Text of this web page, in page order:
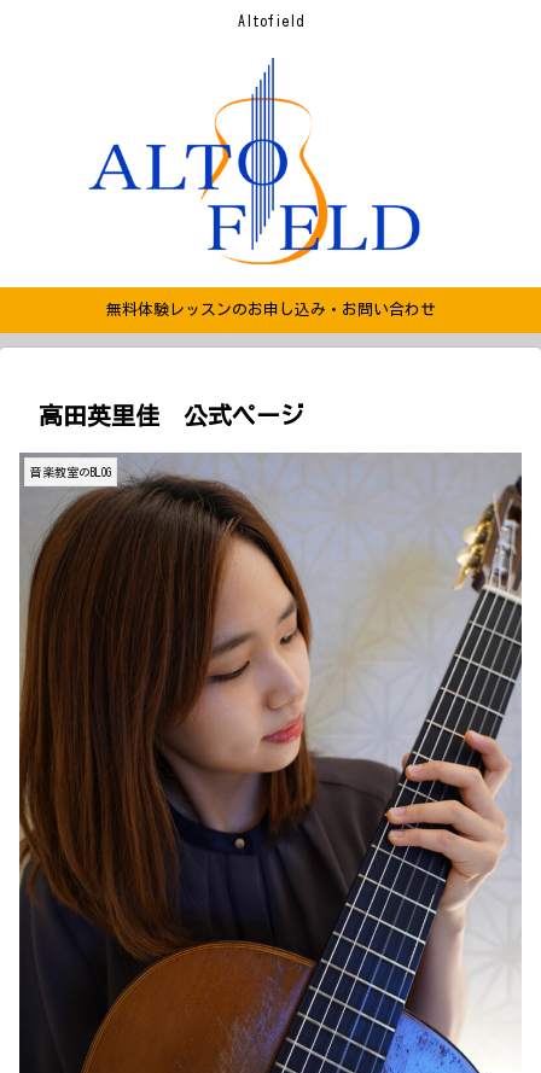
Altofield
無料体験レッスンのお申し込み・お問い合わせ
高田英里佳 公式ページ
音楽教室のBLOG